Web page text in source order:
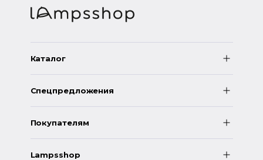
Каталог
Спецпредложения
Покупателям
Lampsshop